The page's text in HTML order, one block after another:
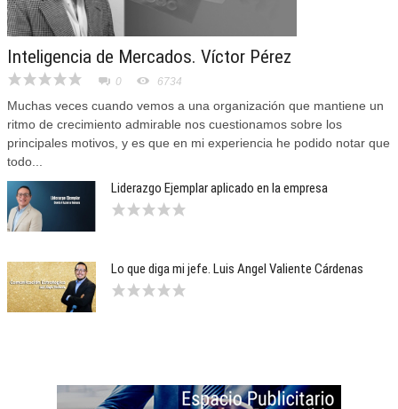
Inteligencia de Mercados. Víctor Pérez
0 6734
Muchas veces cuando vemos a una organización que mantiene un
ritmo de crecimiento admirable nos cuestionamos sobre los
principales motivos, y es que en mi experiencia he podido notar que
todo...
Liderazgo Ejemplar aplicado en la empresa
Lo que diga mi jefe. Luis Angel Valiente Cárdenas